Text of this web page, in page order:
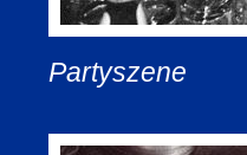
Partyszene